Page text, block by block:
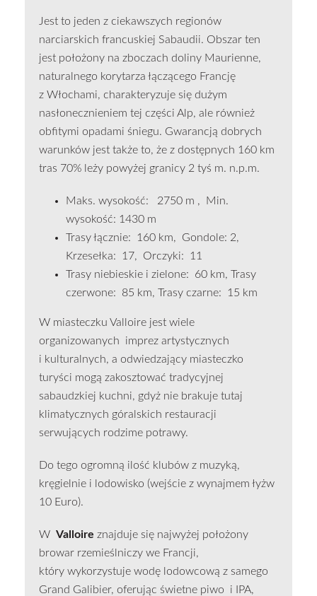
Jest to jeden z ciekawszych regionów
narciarskich francuskiej Sabaudii. Obszar ten
jest położony na zboczach doliny Maurienne,
naturalnego korytarza łączącego Francję
z Włochami, charakteryzuje się dużym
nasłonecznieniem tej części Alp, ale również
obfitymi opadami śniegu. Gwarancją dobrych
warunków jest także to, że z dostępnych 160 km
tras 70% leży powyżej granicy 2 tyś m. n.p.m.
Maks. wysokość: 2750 m , Min.
wysokość: 1430 m
Trasy łącznie: 160 km, Gondole: 2,
Krzesełka: 17, Orczyki: 11
Trasy niebieskie i zielone: 60 km, Trasy
czerwone: 85 km, Trasy czarne: 15 km
W miasteczku Valloire jest wiele
organizowanych imprez artystycznych
i kulturalnych, a odwiedzający miasteczko
turyści mogą zakosztować tradycyjnej
sabaudzkiej kuchni, gdyż nie brakuje tutaj
klimatycznych góralskich restauracji
serwujących rodzime potrawy.
Do tego ogromną ilość klubów z muzyką,
kręgielnie i lodowisko (wejście z wynajmem łyżw
10 Euro).
W Valloire znajduje się najwyżej położony
browar rzemieślniczy we Francji,
który wykorzystuje wodę lodowcową z samego
Grand Galibier, oferując świetne piwo i IPA,